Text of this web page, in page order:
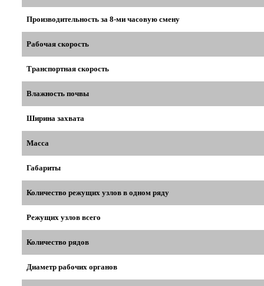
Производительность за 8-ми часовую смену
Рабочая скорость
Транспортная скорость
Влажность почвы
Ширина захвата
Масса
Габариты
Количество режущих узлов в одном ряду
Режущих узлов всего
Количество рядов
Диаметр рабочих органов